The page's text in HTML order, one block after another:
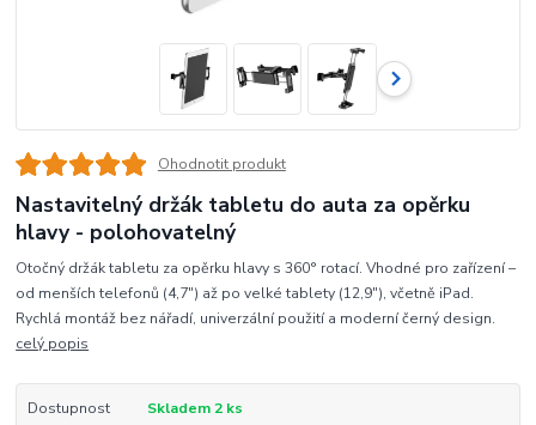
Ohodnotit produkt
Nastavitelný držák tabletu do auta za opěrku
hlavy - polohovatelný
Otočný držák tabletu za opěrku hlavy s 360° rotací. Vhodné pro zařízení –
od menších telefonů (4,7") až po velké tablety (12,9"), včetně iPad.
Rychlá montáž bez nářadí, univerzální použití a moderní černý design.
celý popis
Dostupnost
Skladem 2 ks